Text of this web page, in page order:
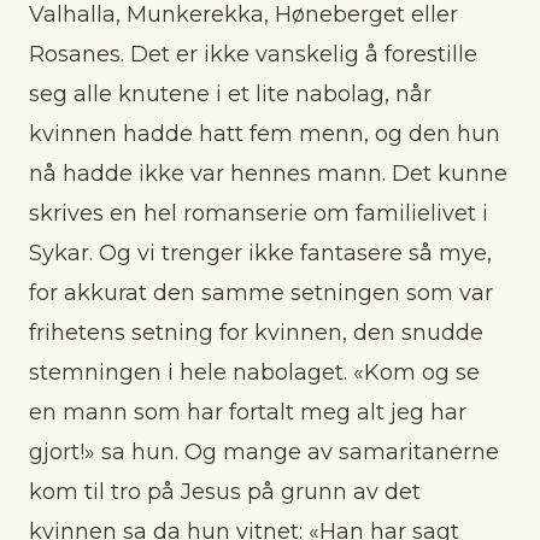
Valhalla, Munkerekka, Høneberget eller
Rosanes. Det er ikke vanskelig å forestille
seg alle knutene i et lite nabolag, når
kvinnen hadde hatt fem menn, og den hun
nå hadde ikke var hennes mann. Det kunne
skrives en hel romanserie om familielivet i
Sykar. Og vi trenger ikke fantasere så mye,
for akkurat den samme setningen som var
frihetens setning for kvinnen, den snudde
stemningen i hele nabolaget. «Kom og se
en mann som har fortalt meg alt jeg har
gjort!» sa hun. Og mange av samaritanerne
kom til tro på Jesus på grunn av det
kvinnen sa da hun vitnet: «Han har sagt